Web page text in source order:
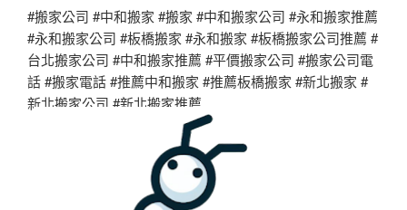
#搬家公司 #中和搬家 #搬家 #中和搬家公司 #永和搬家推薦
#永和搬家公司 #板橋搬家 #永和搬家 #板橋搬家公司推薦 #
台北搬家公司 #中和搬家推薦 #平價搬家公司 #搬家公司電
話 #搬家電話 #推薦中和搬家 #推薦板橋搬家 #新北搬家 #
新北搬家公司 #新北搬家推薦